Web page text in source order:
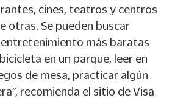
cines, teatros y centros
otras. Se pueden buscar
más baratas
en un parque, leer en
de mesa, practicar algún
recomienda el sitio de Visa